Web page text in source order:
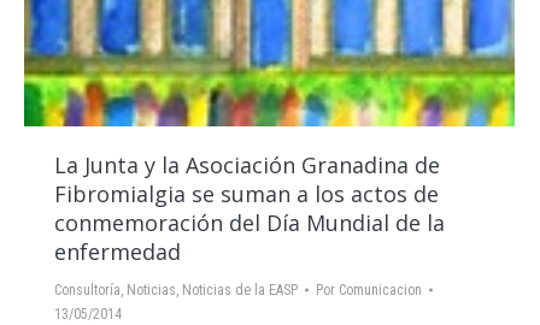
La Junta y la Asociación Granadina de
Fibromialgia se suman a los actos de
conmemoración del Día Mundial de la
enfermedad
Consultoría, Noticias, Noticias de la EASP Por Comunicacion
13/05/2014